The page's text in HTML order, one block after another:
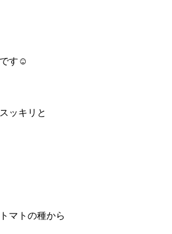
す☺️
ッキリと
マトの種から